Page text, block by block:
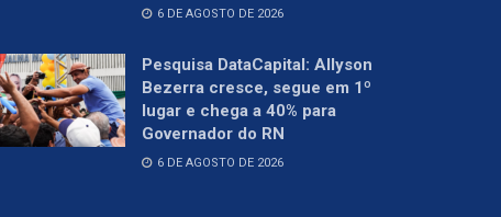
6 DE AGOSTO DE 2026
Pesquisa DataCapital: Allyson
Bezerra cresce, segue em 1º
lugar e chega a 40% para
Governador do RN
6 DE AGOSTO DE 2026